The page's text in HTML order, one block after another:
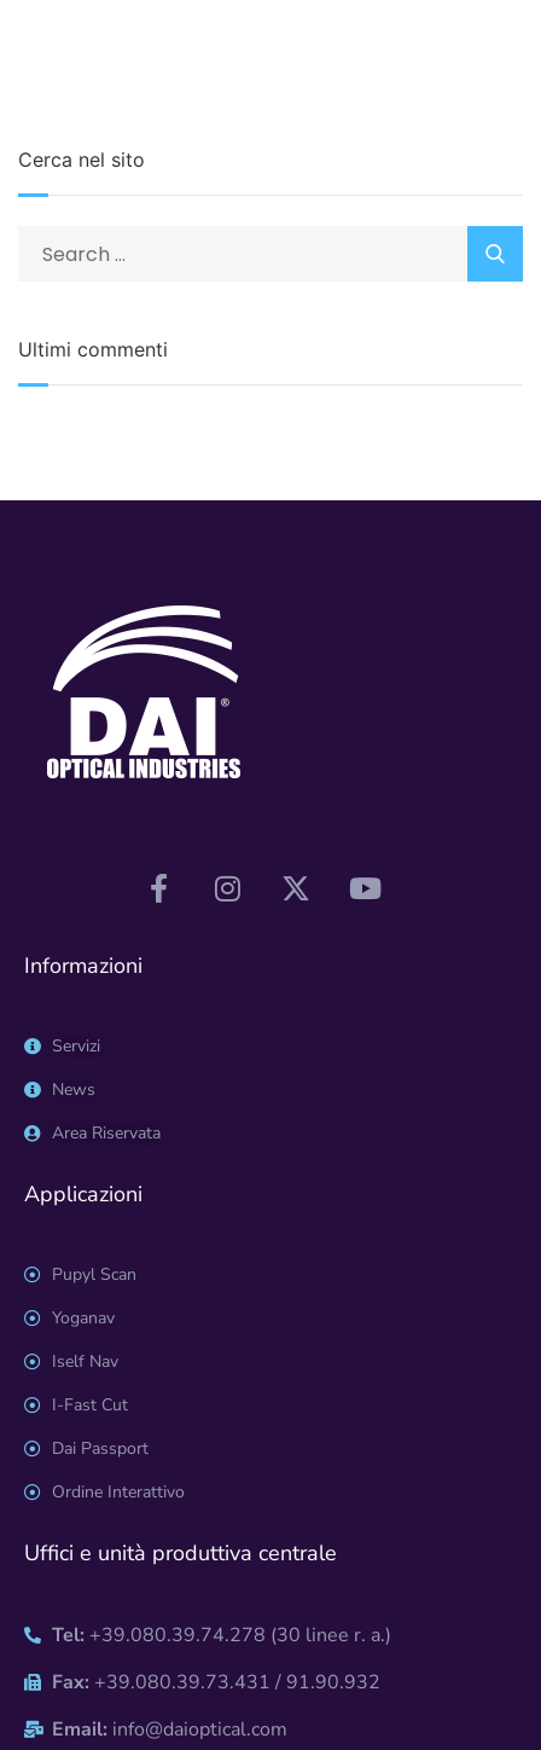
Cerca nel sito
Ultimi commenti
Informazioni
Servizi
News
Area Riservata
Applicazioni
Pupyl Scan
Yoganav
Iself Nav
I-Fast Cut
Dai Passport
Ordine Interattivo
Uffici e unità produttiva centrale
Tel: +39.080.39.74.278 (30 linee r. a.)
Fax: +39.080.39.73.431 / 91.90.932
Email: info@daioptical.com